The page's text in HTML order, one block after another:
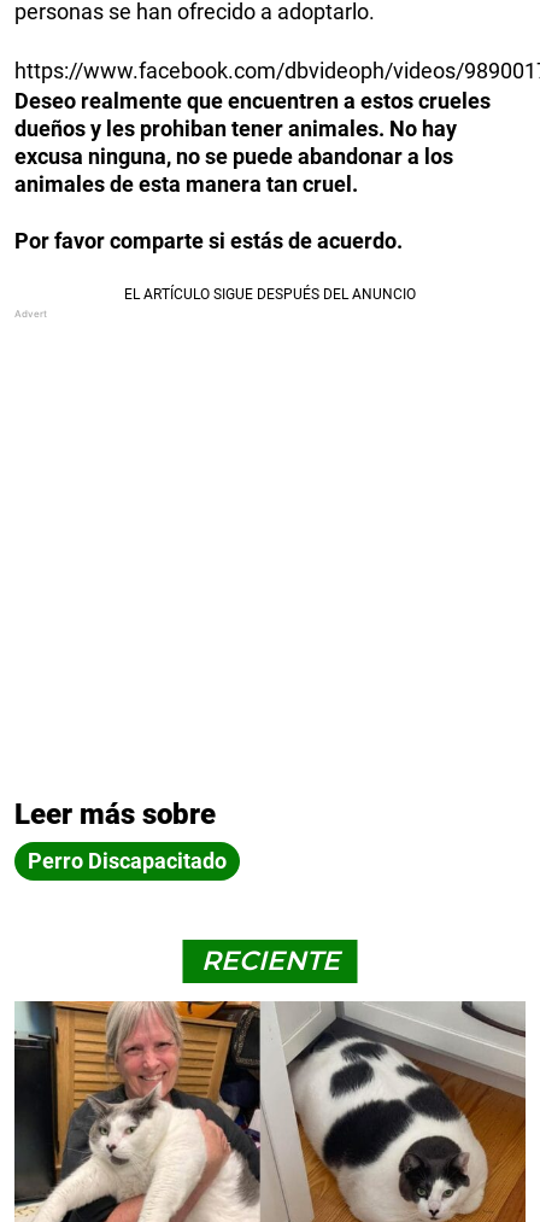
personas se han ofrecido a adoptarlo.
https://www.facebook.com/dbvideoph/videos/
Deseo realmente que encuentren a estos crueles
dueños y les prohiban tener animales. No hay
excusa ninguna, no se puede abandonar a los
animales de esta manera tan cruel.
Por favor comparte si estás de acuerdo.
Leer más sobre
Perro Discapacitado
RECIENTE